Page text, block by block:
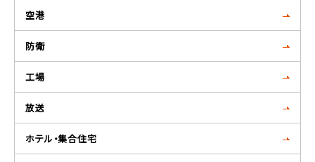
空港
防衛
工場
放送
ホテル・集合住宅